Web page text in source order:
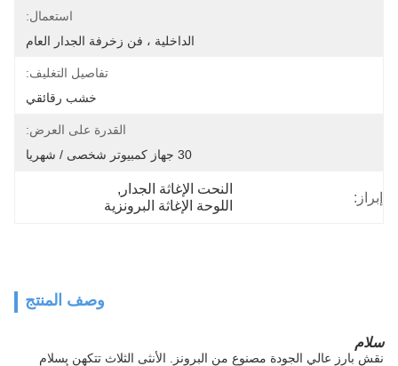
استعمال:
الداخلية ، فن زخرفة الجدار العام
تفاصيل التغليف:
خشب رقائقي
القدرة على العرض:
30 جهاز كمبيوتر شخصى / شهريا
إبراز:
النحت الإغاثة الجدار,
اللوحة الإغاثة البرونزية
وصف المنتج
سلام
نقش بارز عالي الجودة مصنوع من البرونز. الأنثى الثلاث تتكهن بسلام